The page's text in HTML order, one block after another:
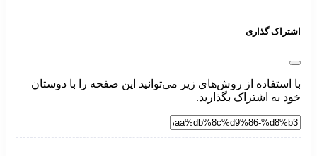
اشتراک گذاری
با استفاده از روش‌های زیر می‌توانید این صفحه را با دوستان
خود به اشتراک بگذارید.